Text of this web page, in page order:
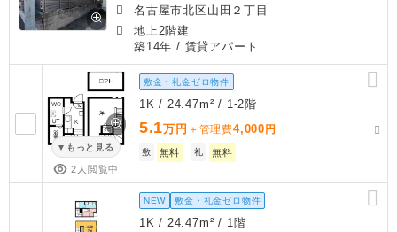
名古屋市北区山田２丁目
地上2階建
築14年 / 賃貸アパート
もっと見る
2人閲覧中
敷金・礼金ゼロ物件
1K / 24.47m² / 1-2階
5.1万円 ＋管理費4,000 円
敷 無料 礼 無料
NEW 敷金・礼金ゼロ物件
1K / 24.47m² / 1階